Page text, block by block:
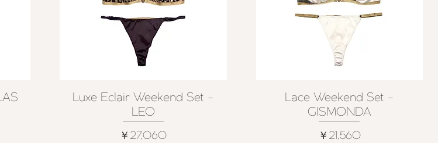
クイックビュー
Luxe Eclair Weekend Set -
LEO
価格
￥27,060
クイックビュー
Lace Weekend Set -
GISMONDA
価格
￥21,560